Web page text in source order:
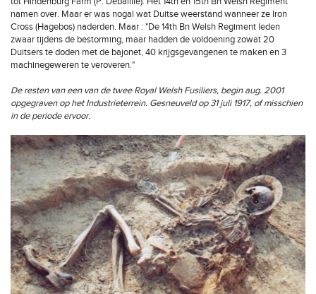
namen over. Maar er was nogal wat Duitse weerstand wanneer ze Iron
Cross (Hagebos) naderden. Maar : "De 14th Bn Welsh Regiment leden
zwaar tijdens de bestorming, maar hadden de voldoening zowat 20
Duitsers te doden met de bajonet, 40 krijgsgevangenen te maken en 3
machinegeweren te veroveren."
De resten van een van de twee Royal Welsh Fusiliers, begin aug. 2001
opgegraven op het Industrieterrein. Gesneuveld op 31 juli 1917, of misschien
in de periode ervoor.